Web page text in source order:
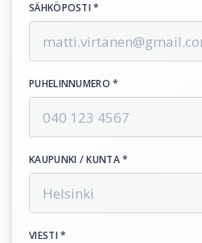
SÄHKÖPOSTI *
PUHELINNUMERO *
KAUPUNKI / KUNTA *
VIESTI *